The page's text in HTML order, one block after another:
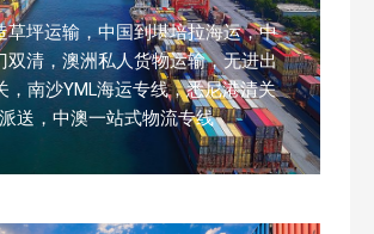
草坪运输，中国到堪培拉海运，中
双清，澳洲私人货物运输，无进出
，南沙YML海运专线，悉尼港清关
派送，中澳一站式物流专线